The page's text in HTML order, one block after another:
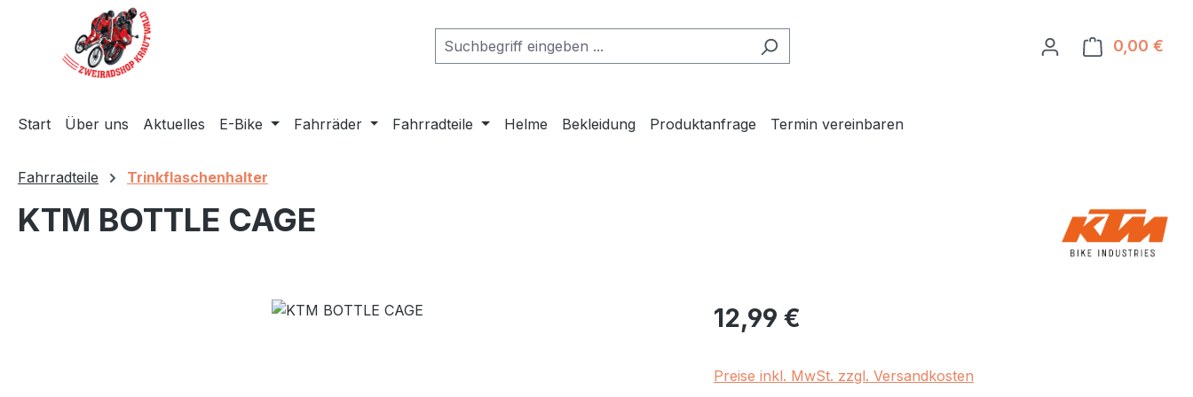
Hauptinhalt springen
Zur Suche springen
Zur Hauptnavigation springen
0,00 €
Start Über uns Aktuelles E-Bike Fahrräder Fahrradteile Helme Bekleidung Produktanfrage Termin vereinbaren
Fahrradteile Trinkflaschenhalter
KTM BOTTLE CAGE
Regulärer Preis:
12,99 €
Preise inkl. MwSt. zzgl. Versandkosten